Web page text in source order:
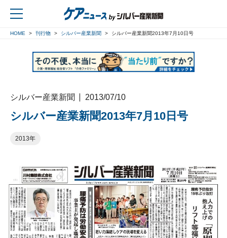
HOME 刊行物 シルバー産業新聞 シルバー産業新聞2013年7月10日号
シルバー産業新聞 2013/07/10
シルバー産業新聞2013年7月10日号
2013年